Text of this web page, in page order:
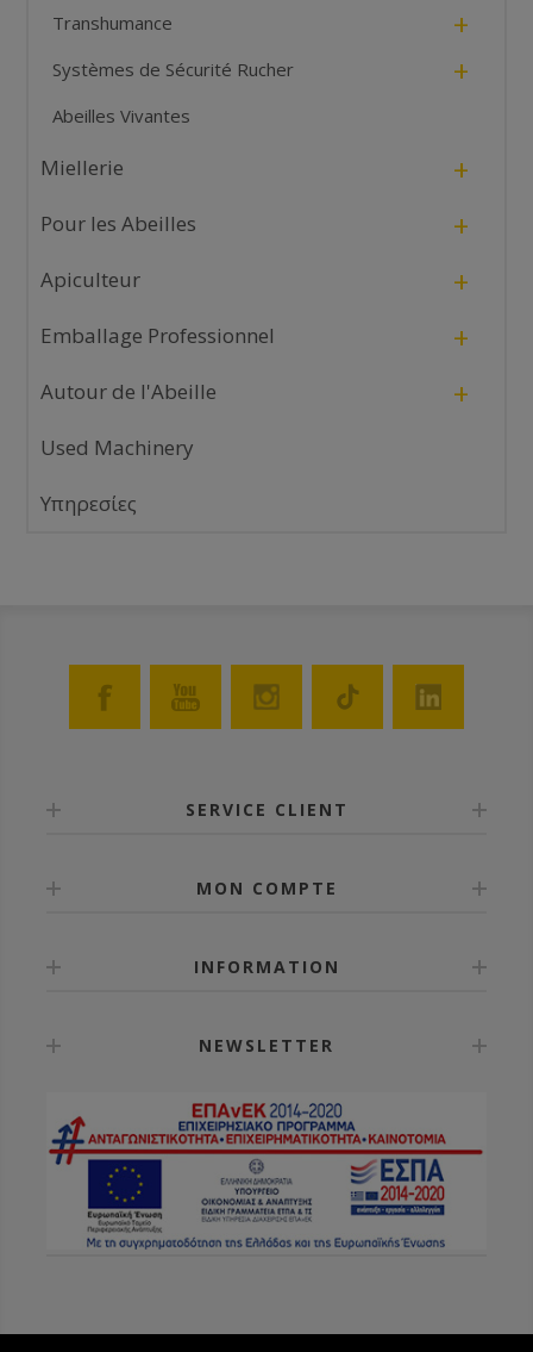
Transhumance +
Systèmes de Sécurité Rucher +
Abeilles Vivantes
Miellerie +
Pour les Abeilles +
Apiculteur +
Emballage Professionnel +
Autour de l'Abeille +
Used Machinery
Υπηρεσίες
SERVICE CLIENT
MON COMPTE
INFORMATION
NEWSLETTER